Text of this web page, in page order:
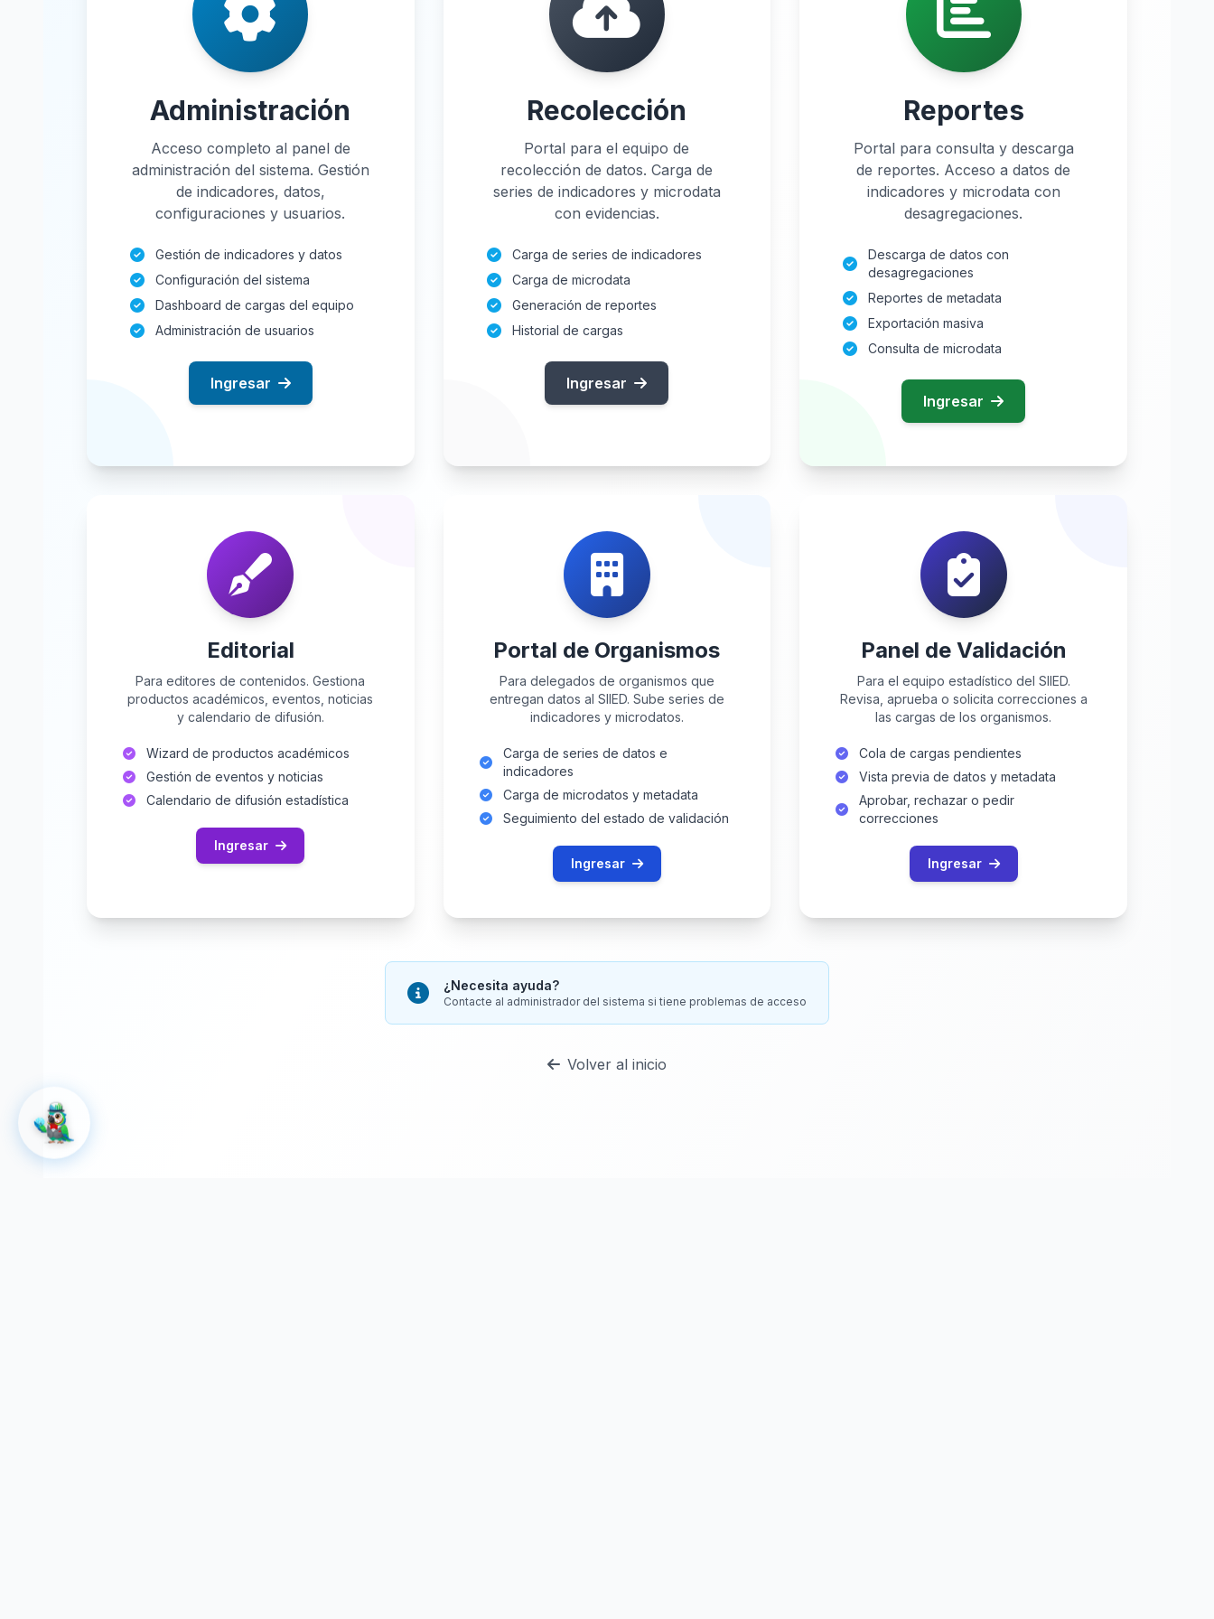
Administración
Acceso completo al panel de
administración del sistema. Gestión
de indicadores, datos,
configuraciones y usuarios.
Gestión de indicadores y datos
Configuración del sistema
Dashboard de cargas del equipo
Administración de usuarios
Ingresar
Recolección
Portal para el equipo de
recolección de datos. Carga de
series de indicadores y microdata
con evidencias.
Carga de series de indicadores
Carga de microdata
Generación de reportes
Historial de cargas
Ingresar
Reportes
Portal para consulta y descarga
de reportes. Acceso a datos de
indicadores y microdata con
desagregaciones.
Descarga de datos con
desagregaciones
Reportes de metadata
Exportación masiva
Consulta de microdata
Ingresar
Editorial
Para editores de contenidos. Gestiona
productos académicos, eventos, noticias
y calendario de difusión.
Wizard de productos académicos
Gestión de eventos y noticias
Calendario de difusión estadística
Ingresar
Portal de Organismos
Para delegados de organismos que
entregan datos al SIIED. Sube series de
indicadores y microdatos.
Carga de series de datos e
indicadores
Carga de microdatos y metadata
Seguimiento del estado de validación
Ingresar
Panel de Validación
Para el equipo estadístico del SIIED.
Revisa, aprueba o solicita correcciones a
las cargas de los organismos.
Cola de cargas pendientes
Vista previa de datos y metadata
Aprobar, rechazar o pedir
correcciones
Ingresar
¿Necesita ayuda?
Contacte al administrador del sistema si tiene problemas de acceso
Volver al inicio